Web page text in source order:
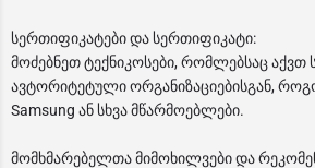
სერთიფიკატები და სერთიფიკატი:
მოძებნეთ ტექნიკოსები, რომლებსაც აქვთ
ავტორიტეტული ორგანიზაციებისგან,
Samsung ან სხვა მწარმოებლები.
მომხმარებელთა მიმოხილვები და